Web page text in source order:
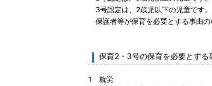
3号認定は、2歳児以下の児童です。
保護者等が保育を必要とする事由の
保育2・3号の保育を必要とする
1 就労